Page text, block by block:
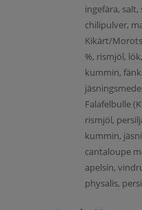
ingefära,
chilipulver,
Kikärt/
%, rismjöl,
kummin,
Falafelbulle
rismjöl,
kummin,
cantaloupe
apelsin,
physalis,